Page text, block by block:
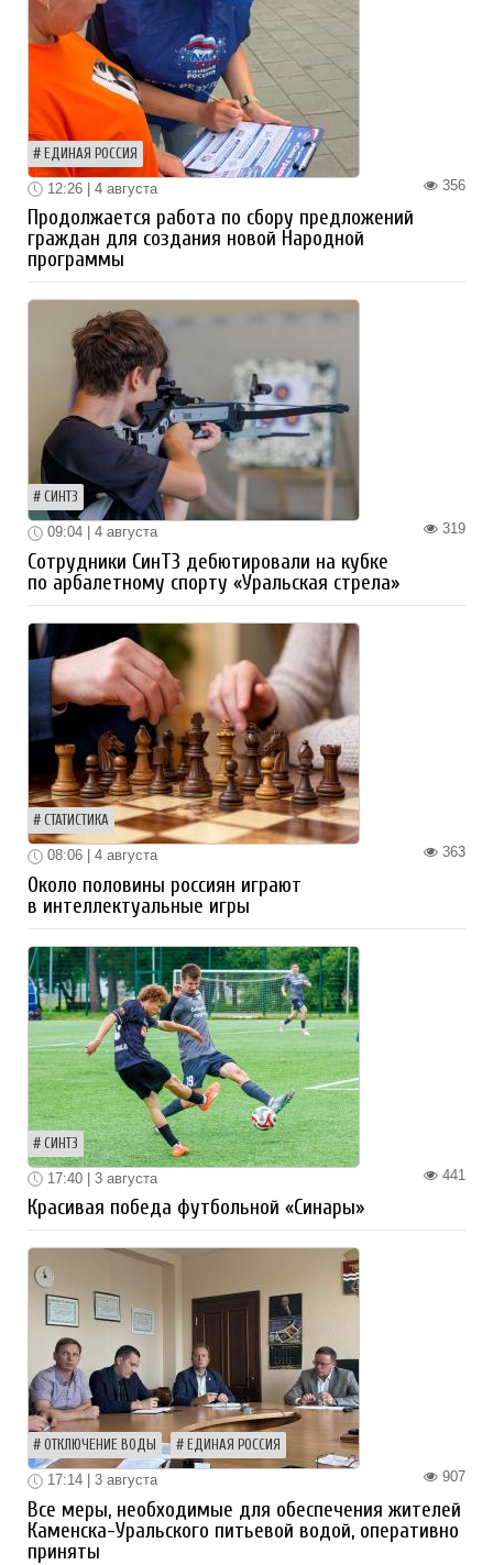
ЕДИНАЯ РОССИЯ
356
12:26 | 4 августа
Продолжается работа по сбору предложений
граждан для создания новой Народной
программы
СИНТЗ
319
09:04 | 4 августа
Сотрудники СинТЗ дебютировали на кубке
по арбалетному спорту «Уральская стрела»
СТАТИСТИКА
363
08:06 | 4 августа
Около половины россиян играют
в интеллектуальные игры
СИНТЗ
441
17:40 | 3 августа
Красивая победа футбольной «Синары»
ОТКЛЮЧЕНИЕ ВОДЫ ЕДИНАЯ РОССИЯ
907
17:14 | 3 августа
Все меры, необходимые для обеспечения жителей
Каменска-Уральского питьевой водой, оперативно
приняты